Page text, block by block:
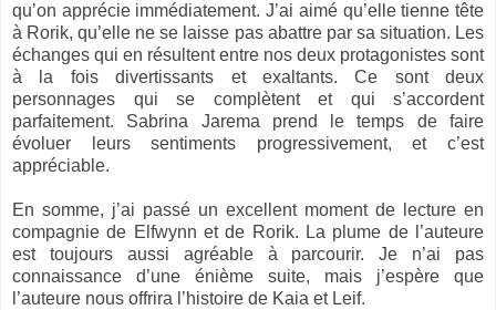
qu’on apprécie immédiatement. J’ai aimé qu’elle tienne tête
à Rorik, qu’elle ne se laisse pas abattre par sa situation. Les
échanges qui en résultent entre nos deux protagonistes sont
à la fois divertissants et exaltants. Ce sont deux
personnages qui se complètent et qui s’accordent
parfaitement. Sabrina Jarema prend le temps de faire
évoluer leurs sentiments progressivement, et c’est
appréciable.
En somme, j’ai passé un excellent moment de lecture en
compagnie de Elfwynn et de Rorik. La plume de l’auteure
est toujours aussi agréable à parcourir. Je n’ai pas
connaissance d’une énième suite, mais j’espère que
l’auteure nous offrira l’histoire de Kaia et Leif.